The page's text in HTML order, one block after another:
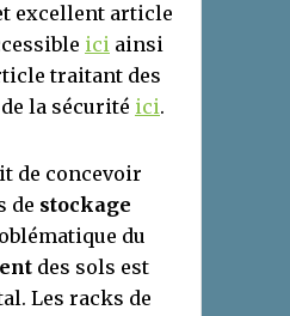
excellent article
ici ainsi
traitant des
la sécurité ici.
de concevoir
de stockage
du
des sols est
Les racks de